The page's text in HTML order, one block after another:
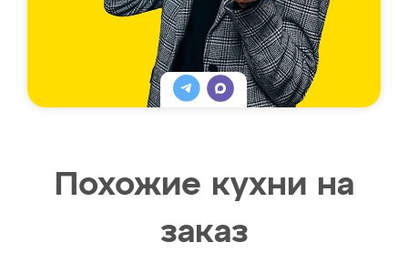
Похожие кухни на
заказ